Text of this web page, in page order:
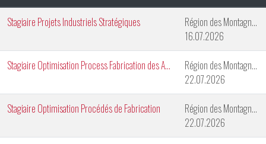
Stagiaire Projets Industriels Stratégiques
Région des Montagnes Neuchâteloises
16.07.2026
Stagiaire Optimisation Process Fabrication des Aiguilles
Région des Montagnes Neuchâteloises
22.07.2026
Stagiaire Optimisation Procédés de Fabrication
Région des Montagnes Neuchâteloises
22.07.2026